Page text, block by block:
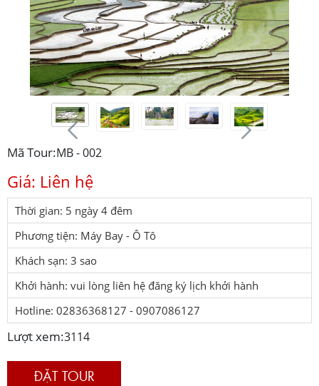
Mã Tour:MB - 002
Giá: Liên hệ
Thời gian: 5 ngày 4 đêm
Phương tiện: Máy Bay - Ô Tô
Khách sạn: 3 sao
Khởi hành: vui lòng liên hệ đăng ký lịch khởi hành
Hotline: 02836368127 - 0907086127
Lượt xem:3114
ĐẶT TOUR